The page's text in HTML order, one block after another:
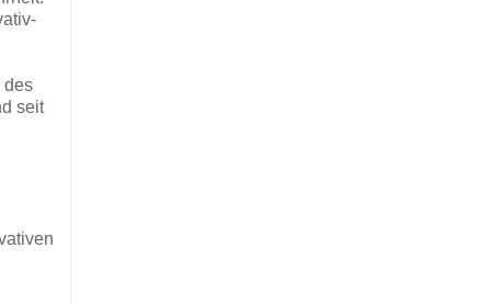
des
seit